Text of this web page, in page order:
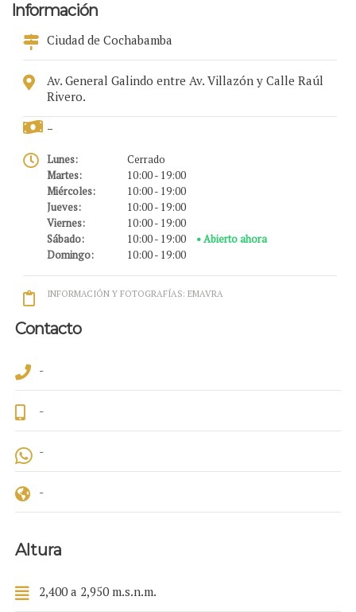
Información
Ciudad de Cochabamba
Av. General Galindo entre Av. Villazón y Calle Raúl
Rivero.
-
Lunes:
Cerrado
Martes:
10:00 - 19:00
Miércoles:
10:00 - 19:00
Jueves:
10:00 - 19:00
Viernes:
10:00 - 19:00
Sábado:
10:00 - 19:00
• Abierto ahora
Domingo:
10:00 - 19:00
INFORMACIÓN Y FOTOGRAFÍAS: EMAVRA
Contacto
-
-
-
-
Altura
2,400 a 2,950 m.s.n.m.